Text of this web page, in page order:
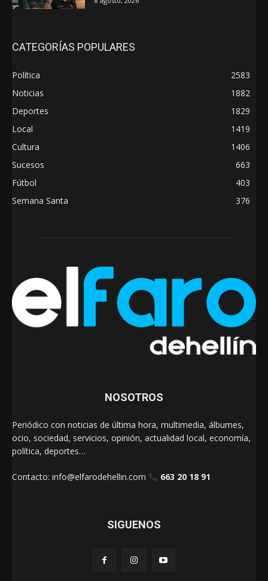
CATEGORÍAS POPULARES
Política
2583
Noticias
1882
Deportes
1829
Local
1419
Cultura
1406
Sucesos
663
Fútbol
403
Semana Santa
376
NOSOTROS
Periódico con noticias de última hora, multimedia, álbumes,
ocio, sociedad, servicios, opinión, actualidad local, economía,
política, deportes…
Contacto: info@elfarodehellin.com 663 20 18 91
SIGUENOS